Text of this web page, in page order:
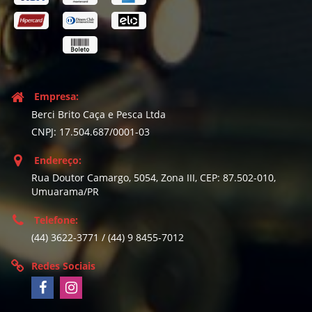
Empresa:
Berci Brito Caça e Pesca Ltda
CNPJ: 17.504.687/0001-03
Endereço:
Rua Doutor Camargo, 5054, Zona III, CEP: 87.502-010,
Umuarama/PR
Telefone:
(44) 3622-3771 / (44) 9 8455-7012
Redes Sociais